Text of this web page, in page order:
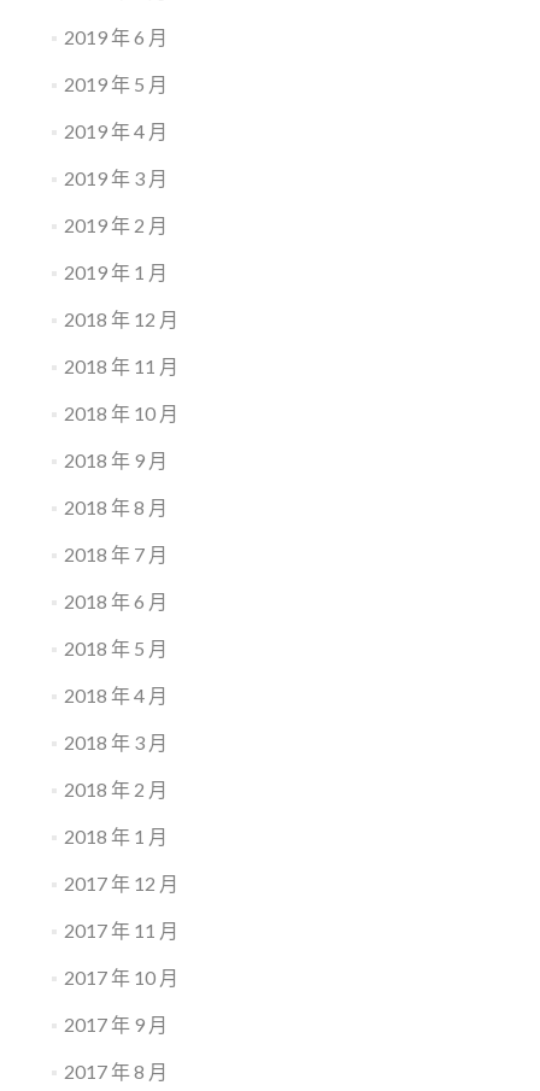
2019 年 6 月
2019 年 5 月
2019 年 4 月
2019 年 3 月
2019 年 2 月
2019 年 1 月
2018 年 12 月
2018 年 11 月
2018 年 10 月
2018 年 9 月
2018 年 8 月
2018 年 7 月
2018 年 6 月
2018 年 5 月
2018 年 4 月
2018 年 3 月
2018 年 2 月
2018 年 1 月
2017 年 12 月
2017 年 11 月
2017 年 10 月
2017 年 9 月
2017 年 8 月